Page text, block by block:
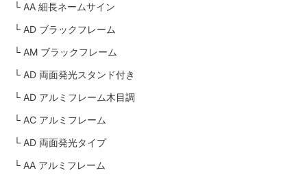
AA 細長ネームサイン
AD ブラックフレーム
AM ブラックフレーム
AD 両面発光スタンド付き
AD アルミフレーム木目調
AC アルミフレーム
AD 両面発光タイプ
AA アルミフレーム